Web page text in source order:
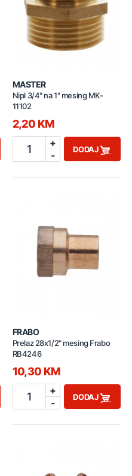
MASTER
Nipl 3/4" na 1" mesing MK-
11102
2,20 KM
1
+
-
DODAJ
FRABO
Prelaz 28x1/2" mesing Frabo
RB4246
10,30 KM
1
+
-
DODAJ